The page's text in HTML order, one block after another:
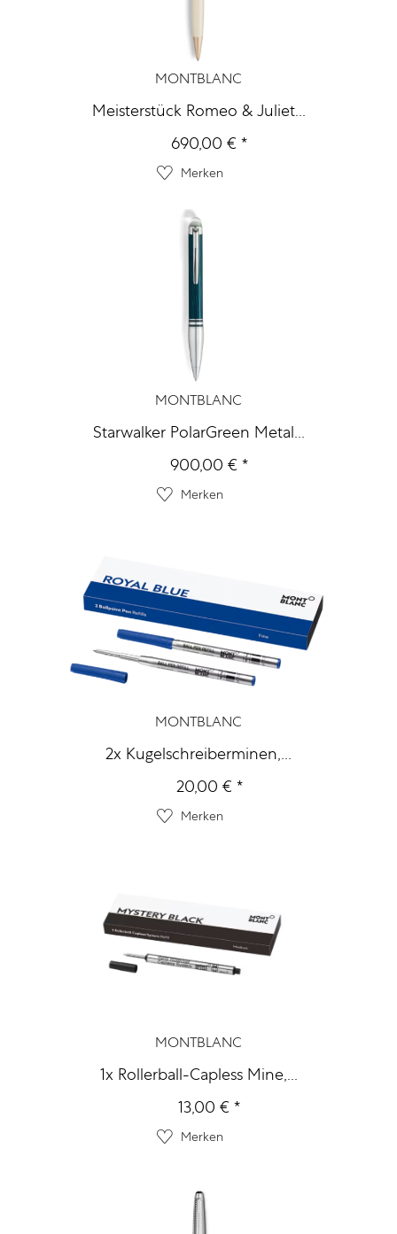
MONTBLANC
Meisterstück Romeo & Juliet...
690,00 € *
Merken
MONTBLANC
Starwalker PolarGreen Metal...
900,00 € *
Merken
MONTBLANC
2x Kugelschreiberminen,...
20,00 € *
Merken
MONTBLANC
1x Rollerball-Capless Mine,...
13,00 € *
Merken